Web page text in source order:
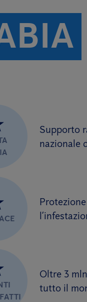
Supporto
nazionale
Oltre 3
tutto il